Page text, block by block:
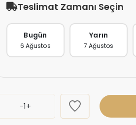
Teslimat Zamanı Seçin
Bugün
6 Ağustos
Yarın
7 Ağustos
-1+